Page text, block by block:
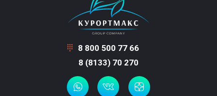
8 800 500 77 66
8 (8133) 70 270